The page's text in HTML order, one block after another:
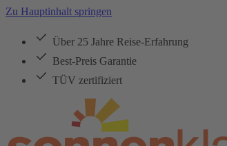
Zu Hauptinhalt springen
Über 25 Jahre Reise-Erfahrung
Best-Preis Garantie
TÜV zertifiziert